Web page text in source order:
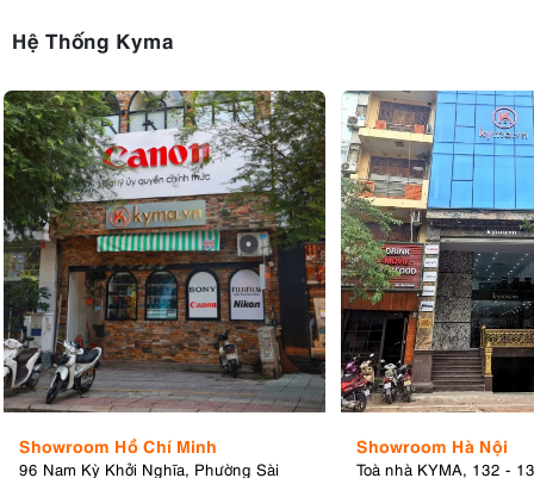
Hệ Thống Kyma
Showroom Hồ Chí Minh
96 Nam Kỳ Khởi Nghĩa, Phường Sài
Showroom Hà Nội
Toà nhà KYMA, 132 -